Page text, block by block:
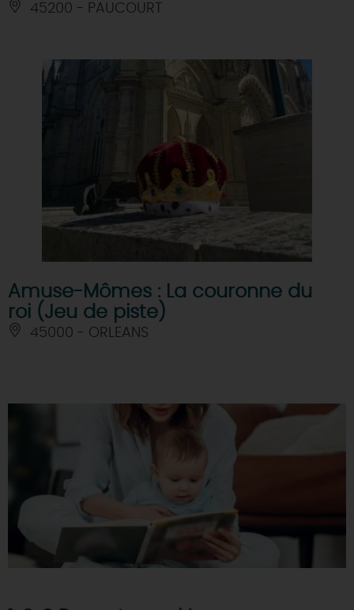
45200 - PAUCOURT
Amuse-Mômes : La couronne du
roi (Jeu de piste)
45000 - ORLEANS